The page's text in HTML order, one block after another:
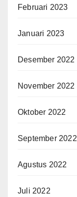
Februari 2023
Januari 2023
Desember 2022
November 2022
Oktober 2022
September 2022
Agustus 2022
Juli 2022